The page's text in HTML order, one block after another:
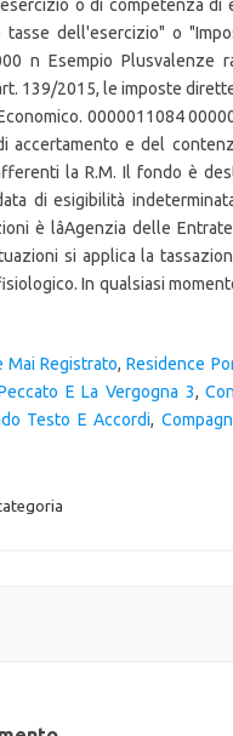
Mai Registrato,Residence
E La Vergogna 3,
Testo E Accordi,